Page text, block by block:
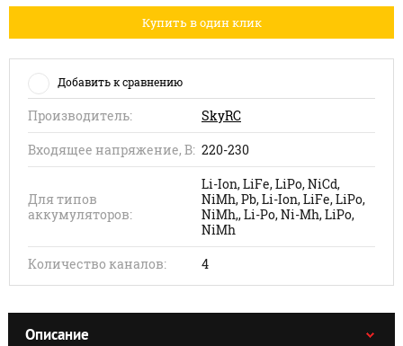
Купить в один клик
Добавить к сравнению
Производитель:
SkyRC
Входящее напряжение, В: 220-230
Для типов
аккумуляторов:
Li-Ion, LiFe, LiPo, NiCd,
NiMh, Pb, Li-Ion, LiFe, LiPo,
NiMh,, Li-Po, Ni-Mh, LiPo,
NiMh
Количество каналов:
4
Описание